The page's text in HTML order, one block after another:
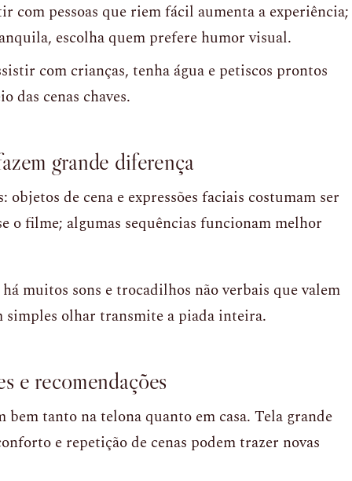
com pessoas que riem fácil aumenta a experiência;
escolha quem prefere humor visual.
com crianças, tenha água e petiscos prontos
das cenas chaves.
grande diferença
objetos de cena e expressões faciais costumam ser
o filme; algumas sequências funcionam melhor
muitos sons e trocadilhos não verbais que valem
simples olhar transmite a piada inteira.
e recomendações
bem tanto na telona quanto em casa. Tela grande
e repetição de cenas podem trazer novas